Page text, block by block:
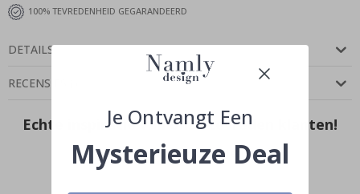
100% TEVREDENHEID GEGARANDEERD
DETAILS
RECENSIES
Echte inspiratie van onze tevreden klanten!
Tag die van jou met #namly_design
Je Ontvangt Een
Mysterieuze Deal